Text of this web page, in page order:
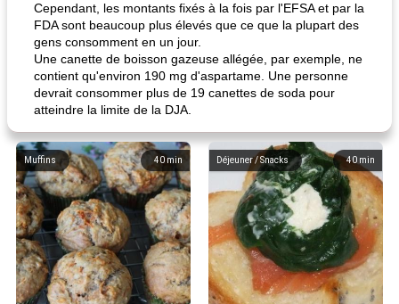
Cependant, les montants fixés à la fois par l'EFSA et par la
FDA sont beaucoup plus élevés que ce que la plupart des
gens consomment en un jour.
Une canette de boisson gazeuse allégée, par exemple, ne
contient qu'environ 190 mg d'aspartame. Une personne
devrait consommer plus de 19 canettes de soda pour
atteindre la limite de la DJA.
40 min
Muffins 40 min
Déjeuner / Snacks